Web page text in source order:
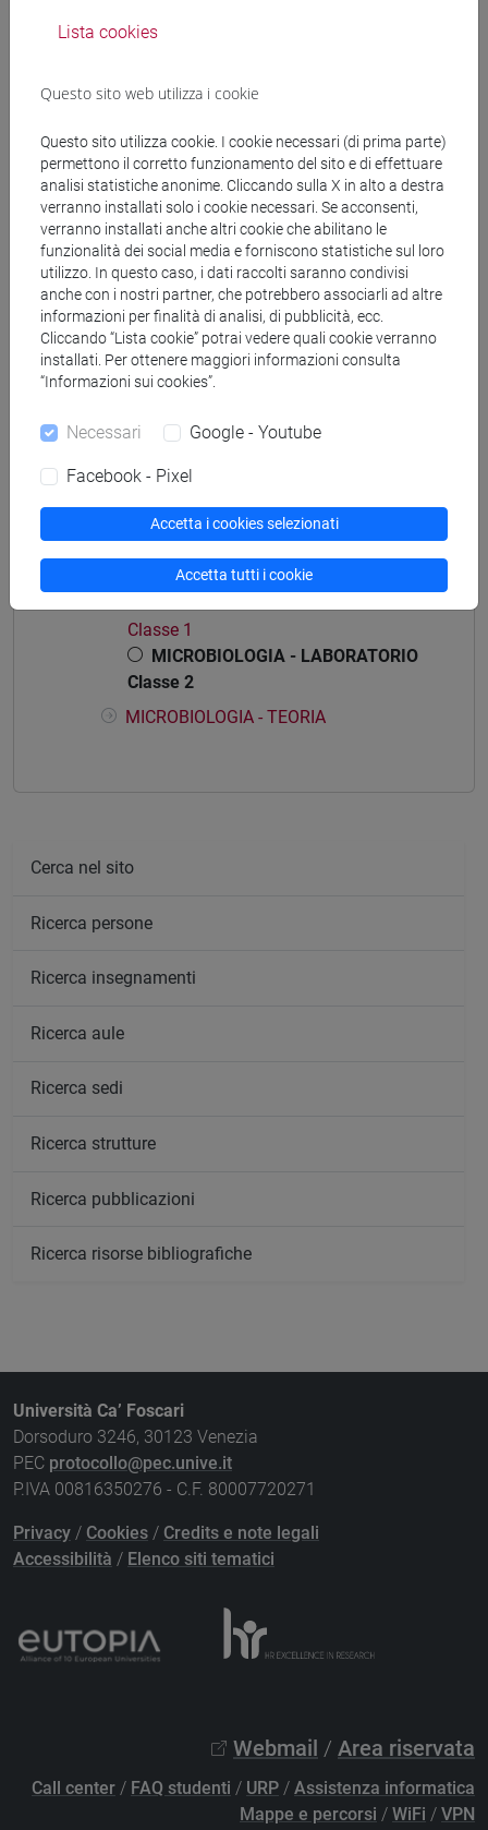
Docenti
MANENTE Sabrina - 12h Laboratorio
Materiali didattici
Materiali su Moodle
Corsi di studio e percorsi
[CT5] SCIENZE AMBIENTALI - Laurea
Struttura generale dell'insegnamento
MICROBIOLOGIA - LABORATORIO
Classe 1
MICROBIOLOGIA - LABORATORIO
Classe 2
MICROBIOLOGIA - TEORIA
Cerca nel sito
Ricerca persone
Ricerca insegnamenti
Ricerca aule
Ricerca sedi
Ricerca strutture
Ricerca pubblicazioni
Ricerca risorse bibliografiche
Università Ca’ Foscari
Dorsoduro 3246, 30123 Venezia
PEC protocollo@pec.unive.it
P.IVA 00816350276 - C.F. 80007720271
Privacy / Cookies / Credits e note legali
Accessibilità / Elenco siti tematici
Webmail / Area riservata
Call center / FAQ studenti / URP / Assistenza informatica
Mappe e percorsi / WiFi / VPN
Lista cookies
Questo sito web utilizza i cookie
Questo sito utilizza cookie. I cookie necessari (di prima parte)
permettono il corretto funzionamento del sito e di effettuare
analisi statistiche anonime. Cliccando sulla X in alto a destra
verranno installati solo i cookie necessari. Se acconsenti,
verranno installati anche altri cookie che abilitano le
funzionalità dei social media e forniscono statistiche sul loro
utilizzo. In questo caso, i dati raccolti saranno condivisi
anche con i nostri partner, che potrebbero associarli ad altre
informazioni per finalità di analisi, di pubblicità, ecc.
Cliccando “Lista cookie” potrai vedere quali cookie verranno
installati. Per ottenere maggiori informazioni consulta
“Informazioni sui cookies”.
Necessari Google - Youtube
Facebook - Pixel
Accetta i cookies selezionati
Accetta tutti i cookie